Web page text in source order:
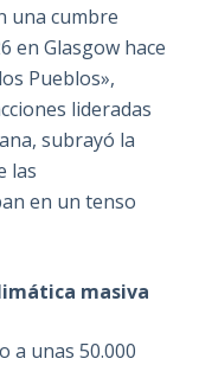
una cumbre
en Glasgow hace
Pueblos»,
lideradas
subrayó la
las
en un tenso
masiva
a unas 50.000